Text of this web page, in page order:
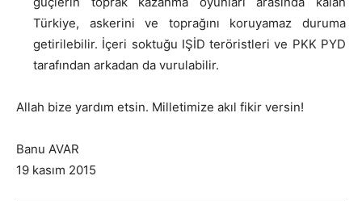
Türkiye, askerini ve toprağını koruyamaz duruma
getirilebilir. İçeri soktuğu IŞİD teröristleri ve PKK PYD
tarafından arkadan da vurulabilir.
Allah bize yardım etsin. Milletimize akıl fikir versin!
Banu AVAR
19 kasım 2015